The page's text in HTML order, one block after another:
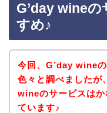
G’day wine
すめ♪
今回、G’day wine
色々と調べましたが
wineのサービスはか
ています♪